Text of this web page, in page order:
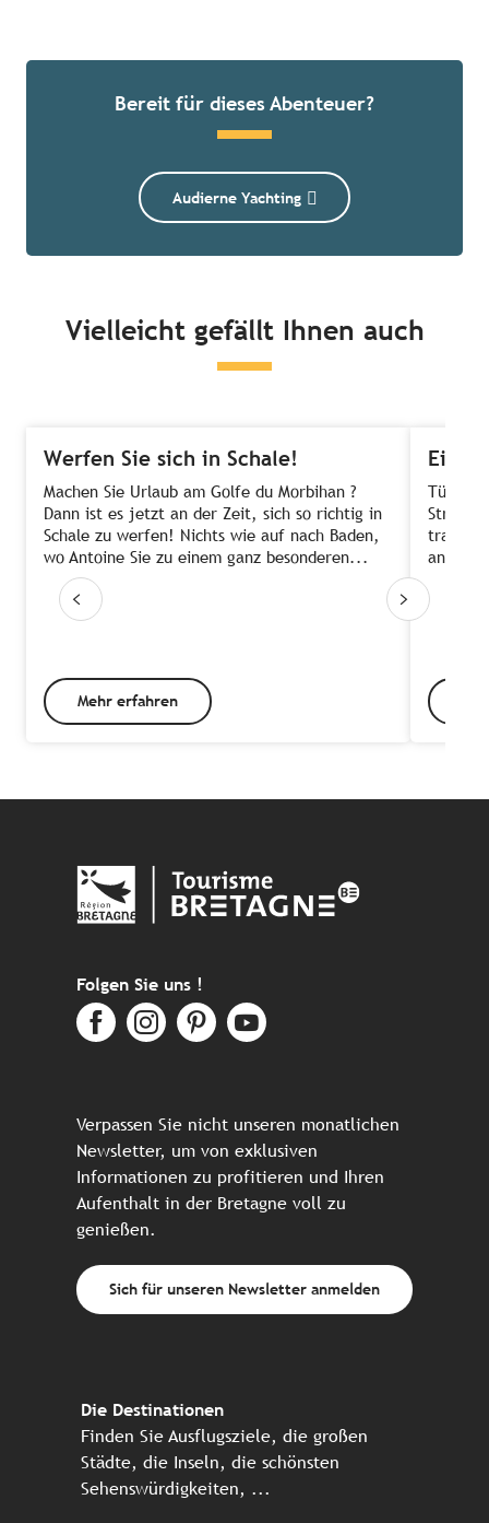
Bereit für dieses Abenteuer?
Audierne Yachting
Vielleicht gefällt Ihnen auch
Werfen Sie sich in Schale!
Machen Sie Urlaub am Golfe du Morbihan ?
Dann ist es jetzt an der Zeit, sich so richtig in
Schale zu werfen! Nichts wie auf nach Baden,
wo Antoine Sie zu einem ganz besonderen...
Mehr erfahren
Ein
ans
Folgen Sie uns !
Verpassen Sie nicht unseren monatlichen
Newsletter, um von exklusiven
Informationen zu profitieren und Ihren
Aufenthalt in der Bretagne voll zu
genießen.
Sich für unseren Newsletter anmelden
Die Destinationen
Finden Sie Ausflugsziele, die großen
Städte, die Inseln, die schönsten
Sehenswürdigkeiten, ...